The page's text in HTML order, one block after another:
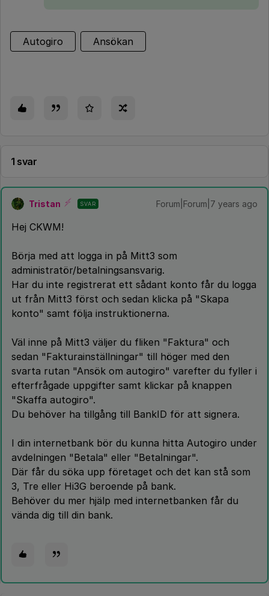
Autogiro Ansökan
1 svar
Tristan SVAR Forum|Forum|7 years ago
Hej CKWM!
Börja med att logga in på Mitt3 som
administratör/betalningsansvarig.
Har du inte registrerat ett sådant konto får du logga
ut från Mitt3 först och sedan klicka på "Skapa
konto" samt följa instruktionerna.
Väl inne på Mitt3 väljer du fliken "Faktura" och
sedan "Fakturainställningar" till höger med den
svarta rutan "Ansök om autogiro" varefter du fyller i
efterfrågade uppgifter samt klickar på knappen
"Skaffa autogiro".
Du behöver ha tillgång till BankID för att signera.
I din internetbank bör du kunna hitta Autogiro under
avdelningen "Betala" eller "Betalningar".
Där får du söka upp företaget och det kan stå som
3, Tre eller Hi3G beroende på bank.
Behöver du mer hjälp med internetbanken får du
vända dig till din bank.